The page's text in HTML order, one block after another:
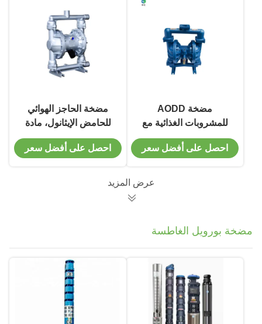
مضخة AODD
للمشروبات الغذائية مع
معدل تدفق من 0.1 إلى
400 GPM وحجم منفذ
احصل على أفضل سعر
مضخة الحاجز الهوائي
للحامض الإيثانول، مادة
الحاجز المزدوج على
البلاستيك / SS316
احصل على أفضل سعر
عرض المزيد
مضخة بورويل الغاطسة